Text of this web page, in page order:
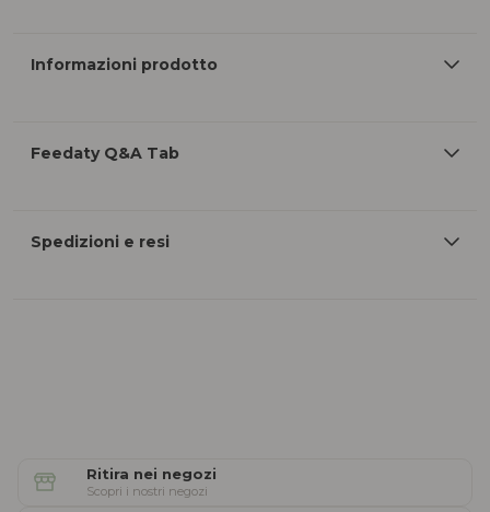
Informazioni prodotto
Feedaty Q&A Tab
Spedizioni e resi
Ritira nei negozi
Scopri i nostri negozi